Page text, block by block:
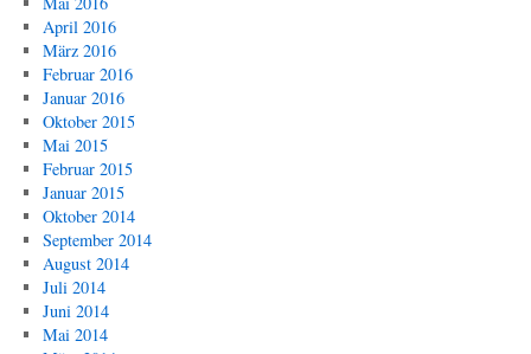
April 2016
März 2016
Februar 2016
Januar 2016
Oktober 2015
Mai 2015
Februar 2015
Januar 2015
Oktober 2014
September 2014
August 2014
Juli 2014
Juni 2014
Mai 2014